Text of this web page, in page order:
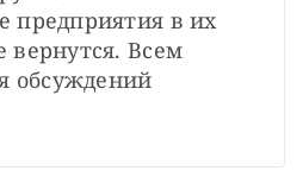
предприятия в их
Всем
обсуждений